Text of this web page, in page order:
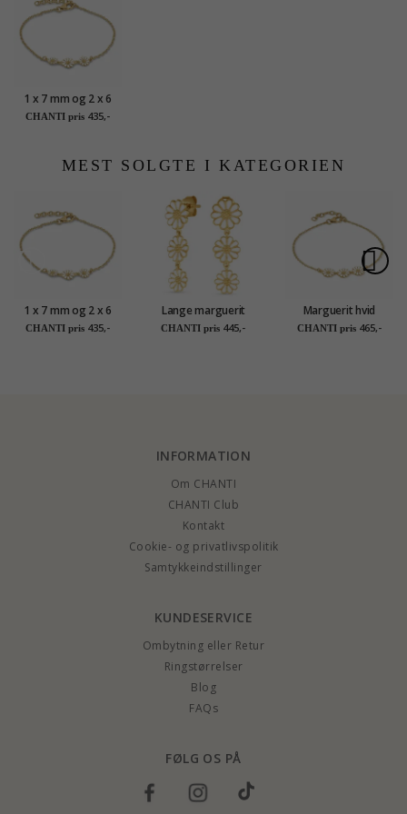
1 x 7 mm og 2 x 6
mm marguerit
CHANTI pris 435,-
MEST SOLGTE I KATEGORIEN
1 x 7 mm og 2 x 6
mm marguerit
CHANTI pris 435,-
Lange marguerit
ørestikker i forgyldt
CHANTI pris 445,-
Marguerit hvid
armbånd i forgyldt
CHANTI pris 465,-
INFORMATION
Om CHANTI
CHANTI Club
Kontakt
Cookie- og privatlivspolitik
Samtykkeindstillinger
KUNDESERVICE
Ombytning eller Retur
Ringstørrelser
Blog
FAQs
FØLG OS PÅ